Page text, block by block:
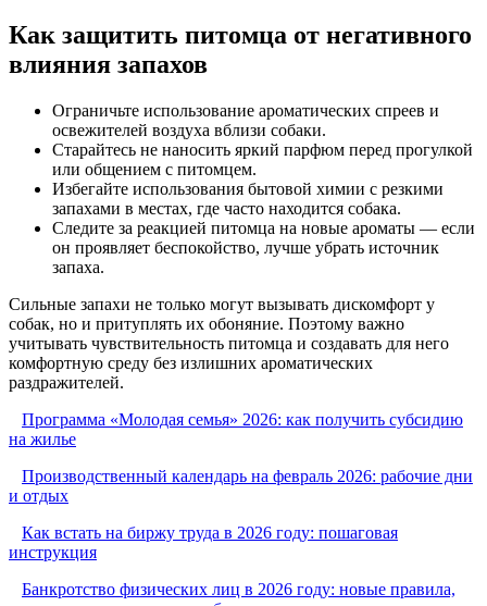
Как защитить питомца от негативного
влияния запахов
Ограничьте использование ароматических спреев и
освежителей воздуха вблизи собаки.
Старайтесь не наносить яркий парфюм перед прогулкой
или общением с питомцем.
Избегайте использования бытовой химии с резкими
запахами в местах, где часто находится собака.
Следите за реакцией питомца на новые ароматы — если
он проявляет беспокойство, лучше убрать источник
запаха.
Сильные запахи не только могут вызывать дискомфорт у
собак, но и притуплять их обоняние. Поэтому важно
учитывать чувствительность питомца и создавать для него
комфортную среду без излишних ароматических
раздражителей.
Программа «Молодая семья» 2026: как получить субсидию
на жилье
Производственный календарь на февраль 2026: рабочие дни
и отдых
Как встать на биржу труда в 2026 году: пошаговая
инструкция
Банкротство физических лиц в 2026 году: новые правила,